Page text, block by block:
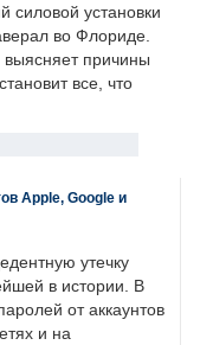
силовой установки
во Флориде.
причины
все, что
Apple, Google и
утечку
в истории. В
от аккаунтов
и на